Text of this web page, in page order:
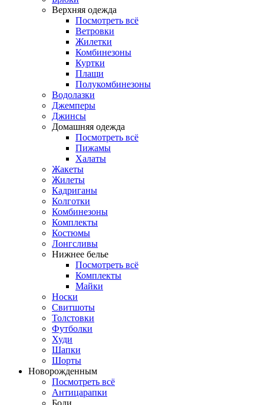
Верхняя одежда
Посмотреть всё
Ветровки
Жилетки
Комбинезоны
Куртки
Плащи
Полукомбинезоны
Водолазки
Джемперы
Джинсы
Домашняя одежда
Посмотреть всё
Пижамы
Халаты
Жакеты
Жилеты
Кадриганы
Колготки
Комбинезоны
Комплекты
Костюмы
Лонгсливы
Нижнее белье
Посмотреть всё
Комплекты
Майки
Носки
Свитшоты
Толстовки
Футболки
Худи
Шапки
Шорты
Новорожденным
Посмотреть всё
Антицарапки
Боди